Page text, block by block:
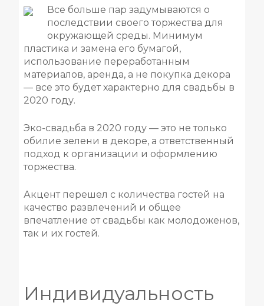
Все больше пар задумываются о
последствии своего торжества для
окружающей среды. Минимум
пластика и замена его бумагой,
использование переработанным
материалов, аренда, а не покупка декора
— все это будет характерно для свадьбы в
2020 году.
Эко-свадьба в 2020 году — это не только
обилие зелени в декоре, а ответственный
подход к организации и оформлению
торжества.
Акцент перешел с количества гостей на
качество развлечений и общее
впечатление от свадьбы как молодоженов,
так и их гостей.
Индивидуальность
Букет невесты
в подарок!
×
Получите букет в подарок:
осталось:
06 51 44